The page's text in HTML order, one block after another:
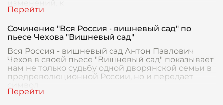
Сочинение "Вся Россия - вишневый сад" по
пьесе Чехова "Вишневый сад"
Вся Россия - вишневый сад Антон Павлович
Чехов в своей пьесе "Вишневый сад" показывает
нам не только судьбу одной дворянской семьи в
предреволюционной России, но и передает